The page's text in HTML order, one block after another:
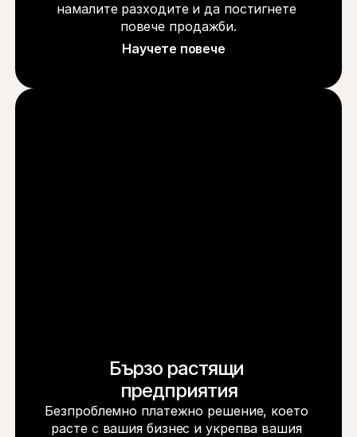
намалите разходите и да постигнете
повече продажби.
Научете повече
Бързо растящи
предприятия
Безпроблемно платежно решение, което
расте с вашия бизнес и укрепва вашия